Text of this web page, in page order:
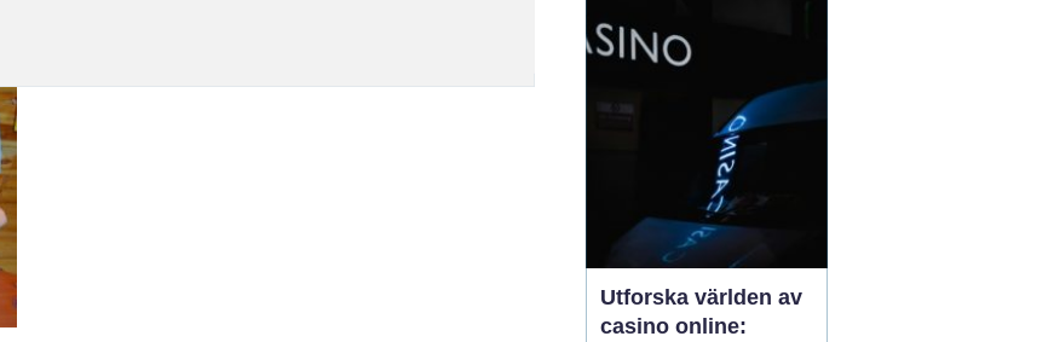
Oavsett om det handlar
om en kort
skogspromenad eller...
Utforska världen av
casino online: